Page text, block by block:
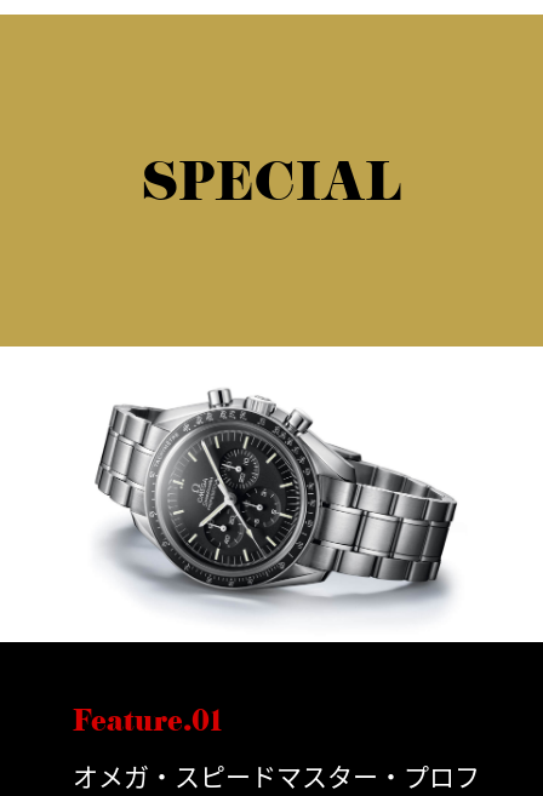
SPECIAL
Feature.01
オメガ・スピードマスター・プロフ